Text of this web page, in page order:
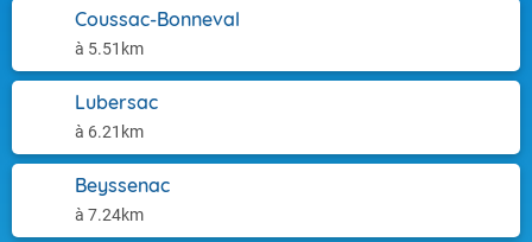
Coussac-Bonneval
à 5.51km
Lubersac
à 6.21km
Beyssenac
à 7.24km